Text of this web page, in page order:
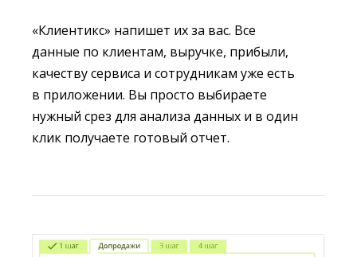
«Клиентикс» напишет их за вас. Все
данные по клиентам, выручке, прибыли,
качеству сервиса и сотрудникам уже есть
в приложении. Вы просто выбираете
нужный срез для анализа данных и в один
клик получаете готовый отчет.